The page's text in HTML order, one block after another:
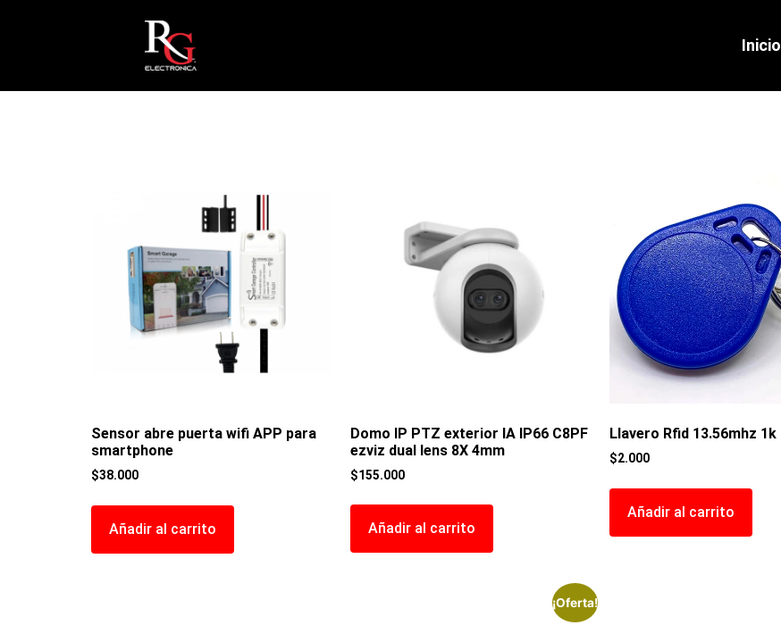
Inicio
Sensor abre puerta wifi APP para
smartphone
$38.000
Añadir al carrito
Domo IP PTZ exterior IA IP66 C8PF
ezviz dual lens 8X 4mm
$155.000
Añadir al carrito
Llavero Rfid 13.56mhz 1k
$2.000
Añadir al carrito
¡Oferta!